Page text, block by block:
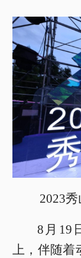
2023秀山
8月19日
上，伴随着